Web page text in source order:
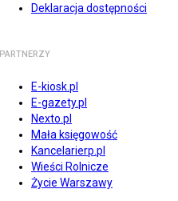
Deklaracja dostępności
PARTNERZY
E-kiosk.pl
E-gazety.pl
Nexto.pl
Mała księgowość
Kancelarierp.pl
Wieści Rolnicze
Życie Warszawy